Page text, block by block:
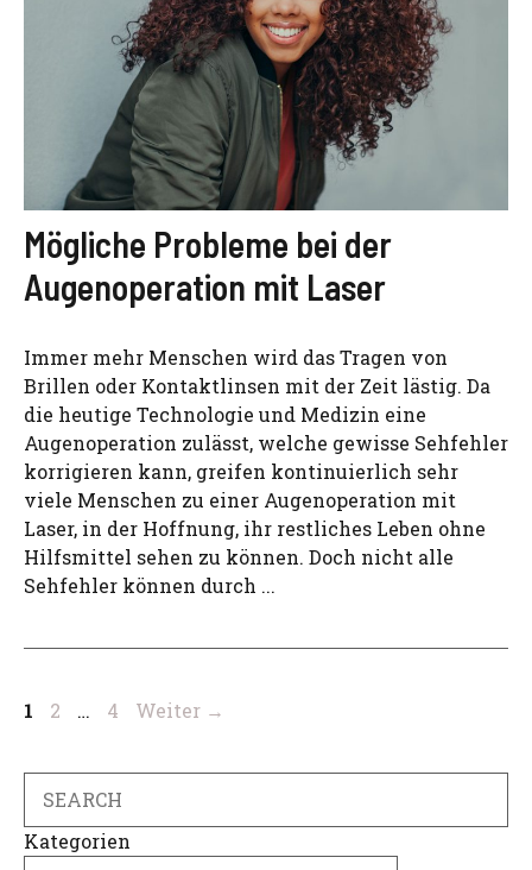
Mögliche Probleme bei der
Augenoperation mit Laser
Immer mehr Menschen wird das Tragen von
Brillen oder Kontaktlinsen mit der Zeit lästig. Da
die heutige Technologie und Medizin eine
Augenoperation zulässt, welche gewisse Sehfehler
korrigieren kann, greifen kontinuierlich sehr
viele Menschen zu einer Augenoperation mit
Laser, in der Hoffnung, ihr restliches Leben ohne
Hilfsmittel sehen zu können. Doch nicht alle
Sehfehler können durch ...
Seite
1 Seite
2 … Seite
4 Weiter →
Kategorien